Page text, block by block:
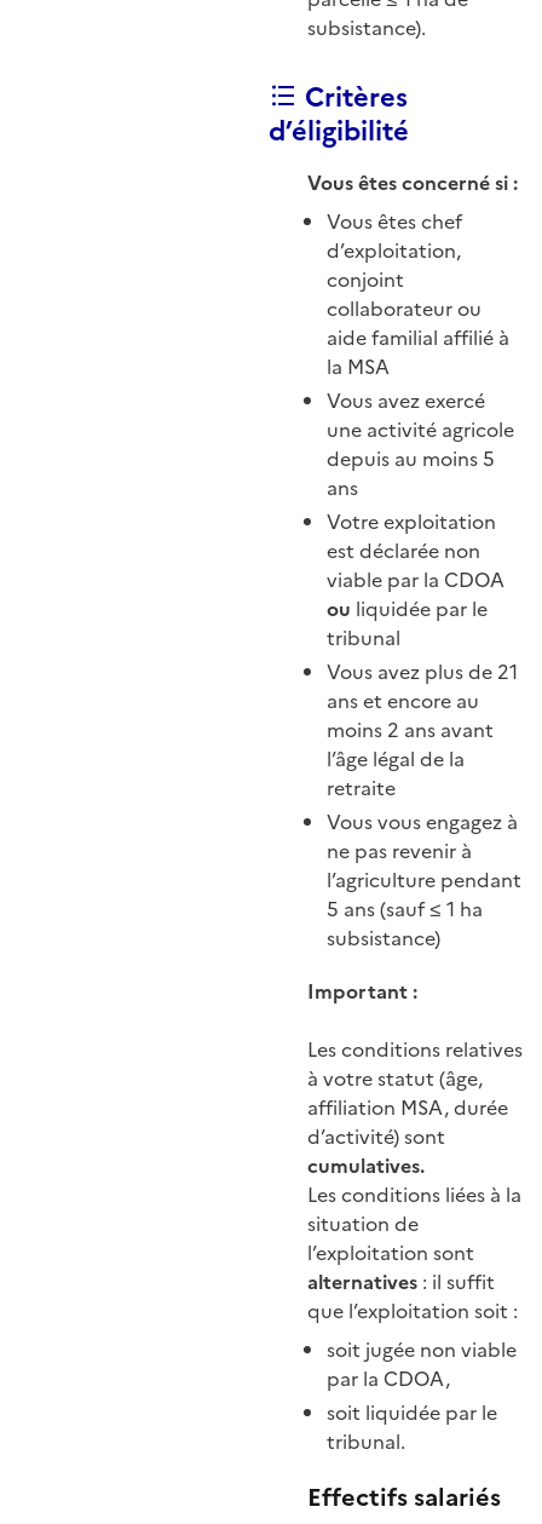
subsistance).
Critères
d’éligibilité
Vous êtes concerné si :
Vous êtes chef
d’exploitation,
conjoint
collaborateur ou
aide familial affilié à
la MSA
Vous avez exercé
une activité agricole
depuis au moins 5
ans
Votre exploitation
est déclarée non
viable par la CDOA
ou liquidée par le
tribunal
Vous avez plus de 21
ans et encore au
moins 2 ans avant
l’âge légal de la
retraite
Vous vous engagez à
ne pas revenir à
l’agriculture pendant
5 ans (sauf ≤ 1 ha
subsistance)
Important :
Les conditions relatives
à votre statut (âge,
affiliation MSA, durée
d’activité) sont
cumulatives.
Les conditions liées à la
situation de
l’exploitation sont
alternatives : il suffit
que l’exploitation soit :
soit jugée non viable
par la CDOA,
soit liquidée par le
tribunal.
Effectifs salariés